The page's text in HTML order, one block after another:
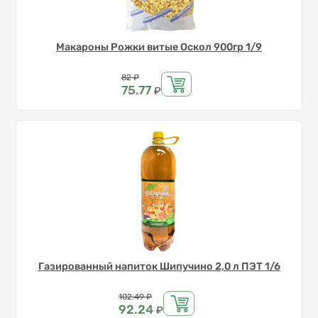
Макароны Рожки витые Оскол 900гр 1/9
Цена
82 ₽
75.77 ₽
Газированный напиток Шипучино 2,0 л ПЭТ 1/6
Цена
102.49 ₽
92.24 ₽